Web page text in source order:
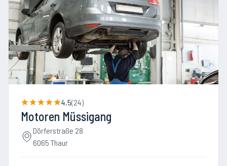
4.5(24)
Motoren Müssigang
Dörferstraße 28
6065 Thaur